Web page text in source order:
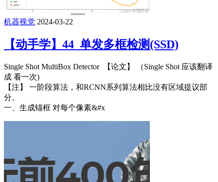
机器视觉 2024-03-22
【动手学】44_单发多框检测(SSD)
Single Shot MultiBox Detector 【论文】 （Single Shot 应该翻译
成 看一次)
【注】 一阶段算法，和RCNN系列算法相比没有区域提议部
分。
一、生成锚框 对每个像素&#x